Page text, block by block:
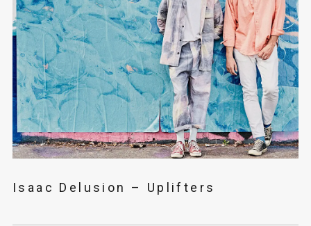
Isaac Delusion – Uplifters